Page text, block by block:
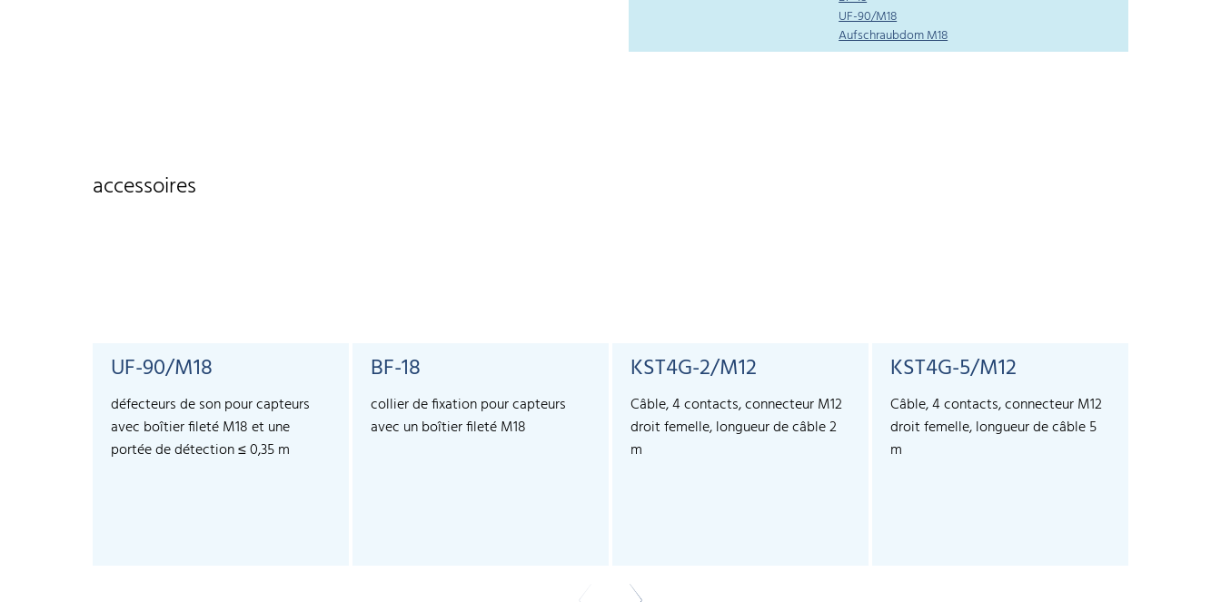
UF-90/M18
Aufschraubdom M18
accessoires
UF-90/M18
défecteurs de son pour capteurs
avec boîtier fileté M18 et une
portée de détection ≤ 0,35 m
BF-18
collier de fixation pour capteurs
avec un boîtier fileté M18
KST4G-2/M12
Câble, 4 contacts, connecteur M12
droit femelle, longueur de câble 2
m
KST4G-5/M12
Câble, 4 contacts, connecteur M12
droit femelle, longueur de câble 5
m